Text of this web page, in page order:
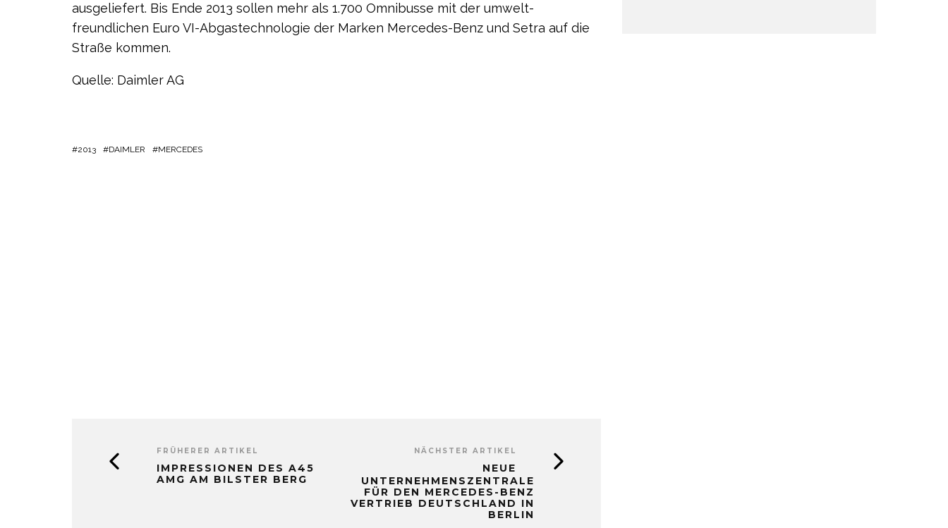
ausgeliefert. Bis Ende 2013 sollen mehr als 1.700 Omnibusse mit der umwelt­
freundlichen Euro VI-Abgastechnologie der Marken Mercedes-Benz und Setra auf die
Straße kommen.
Quelle: Daimler AG
2013 DAIMLER MERCEDES
FRÜHERER ARTIKEL
IMPRESSIONEN DES A45
AMG AM BILSTER BERG
NÄCHSTER ARTIKEL
NEUE
UNTERNEHMENSZENTRALE
FÜR DEN MERCEDES-BENZ
VERTRIEB DEUTSCHLAND IN
BERLIN